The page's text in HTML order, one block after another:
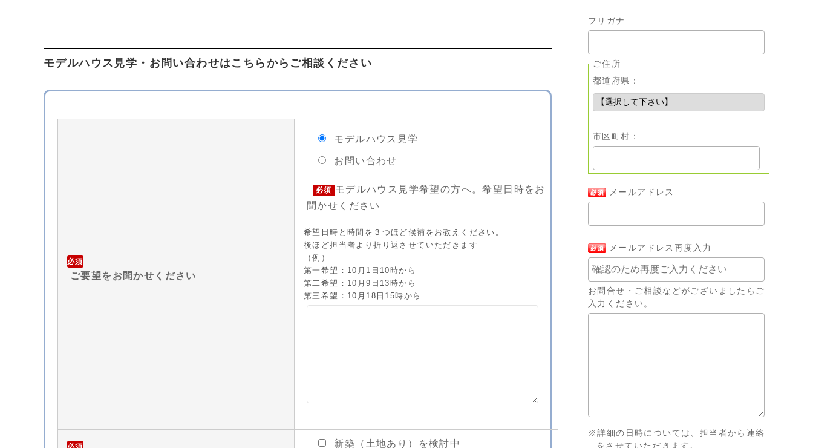
モデルハウス見学・お問い合わせはこちらからご相談ください
必須
ご要望をお聞かせください
モデルハウス見学
お問い合わせ
必須 モデルハウス見学希望の方へ。希望日時をお
聞かせください
希望日時と時間を３つほど候補をお教えください。
後ほど担当者より折り返させていただきます
（例）
第一希望：10月1日10時から
第二希望：10月9日13時から
第三希望：10月18日15時から
新築（土地あり）を検討中
フリガナ
ご住所
都道府県：
市区町村：
メールアドレス
メールアドレス再度入力
お問合せ・ご相談などがございましたらご
入力ください。
※詳細の日時については、担当者から連絡
をさせていただきます。